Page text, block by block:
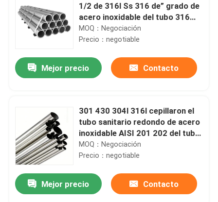
1/2 de 316l Ss 316 de” grado de
acero inoxidable del tubo 316
1/4 pulgada
MOQ：Negociación
Precio：negotiable
Mejor precio Contacto
301 430 304l 316l cepillaron el
tubo sanitario redondo de acero
inoxidable AISI 201 202 del tubo
Ss316l Ss304 Ss
MOQ：Negociación
Precio：negotiable
Mejor precio Contacto